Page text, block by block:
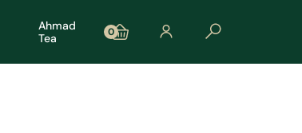
Ahmad
Tea
0